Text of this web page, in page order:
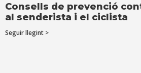
Consells de prevenció
al senderista i el ciclista
Seguir llegint >